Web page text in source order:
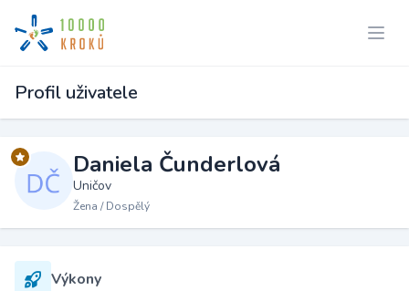
Profil uživatele
Daniela Čunderlová
Uničov
Žena / Dospělý
Výkony